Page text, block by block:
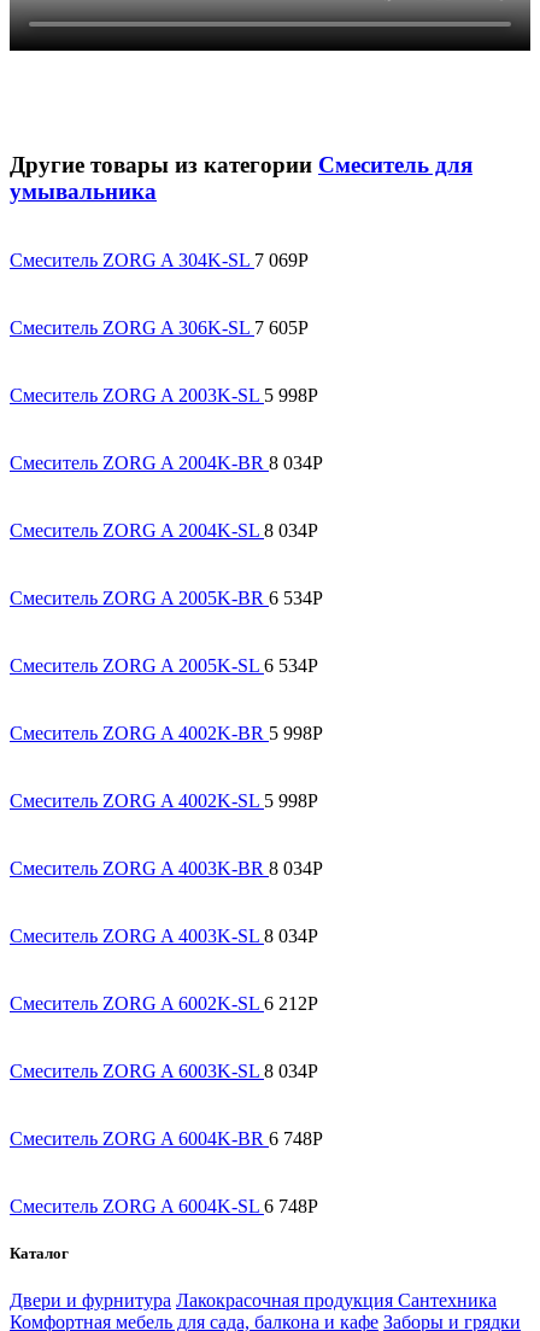
Другие товары из категории Смеситель для
умывальника
Смеситель ZORG A 304K-SL 7 069Р
Смеситель ZORG A 306K-SL 7 605Р
Смеситель ZORG A 2003K-SL 5 998Р
Смеситель ZORG A 2004K-BR 8 034Р
Смеситель ZORG A 2004K-SL 8 034Р
Смеситель ZORG A 2005K-BR 6 534Р
Смеситель ZORG A 2005K-SL 6 534Р
Смеситель ZORG A 4002K-BR 5 998Р
Смеситель ZORG A 4002K-SL 5 998Р
Смеситель ZORG A 4003K-BR 8 034Р
Смеситель ZORG A 4003K-SL 8 034Р
Смеситель ZORG A 6002K-SL 6 212Р
Смеситель ZORG A 6003K-SL 8 034Р
Смеситель ZORG A 6004K-BR 6 748Р
Смеситель ZORG A 6004K-SL 6 748Р
Каталог
Двери и фурнитура Лакокрасочная продукция Сантехника
Комфортная мебель для сада, балкона и кафе Заборы и грядки